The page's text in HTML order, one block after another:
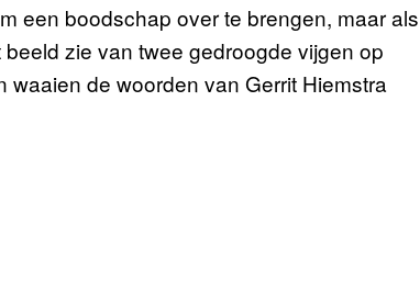
een boodschap over te brengen, maar als
zie van twee gedroogde vijgen op
waaien de woorden van Gerrit Hiemstra